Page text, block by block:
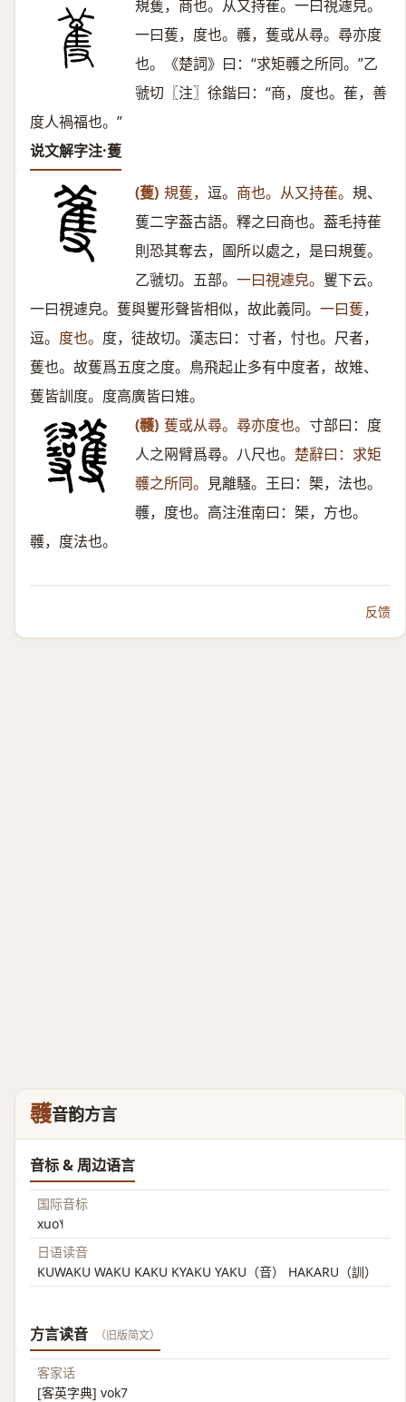
規蒦，商也。从又持萑。一曰視遽皃。
一曰蒦，度也。彠，蒦或从尋。尋亦度
也。《楚詞》曰：“求矩彠之所同。”乙
虢切〖注〗徐鍇曰：“商，度也。萑，善
度人禍福也。”
说文解字注·蒦
(蒦) 規蒦， 逗。 商也。从又持萑。 規、
蒦二字葢古語。釋之曰商也。葢毛持萑
則恐其奪去，圖所以處之，是曰規蒦。
乙虢切。五部。 一曰視遽皃。 矍下云。
一曰視遽皃。蒦與矍形聲皆相似，故此義同。 一曰蒦，
逗。 度也。 度，徒故切。漢志曰：寸者，忖也。尺者，
蒦也。故蒦爲五度之度。鳥飛起止多有中度者，故雉、
蒦皆訓度。度高廣皆曰雉。
(彠) 蒦或从尋。尋亦度也。 寸部曰：度
人之㒳臂爲尋。八尺也。 楚辭曰：求矩
彠之所同。 見離騷。王曰：榘，法也。
彠，度也。高注淮南曰：榘，方也。
彠，度法也。
反馈
彠音韵方言
音标 & 周边语言
国际音标
xuo˥˧
日语读音
KUWAKU WAKU KAKU KYAKU YAKU（音） HAKARU（訓）
方言读音 （旧版简文）
客家话
[客英字典] vok7